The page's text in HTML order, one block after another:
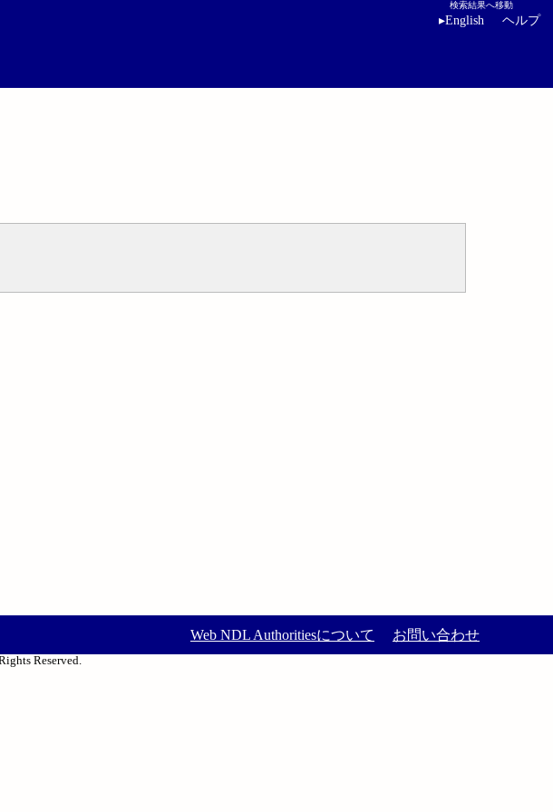
検索結果へ移動
▸English ヘルプ
Web NDL Authoritiesについて お問い合わせ
Reserved.